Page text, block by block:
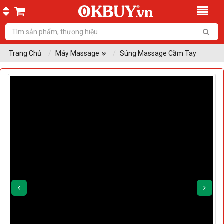
Trang Chủ Máy Massage Súng Massage Cầm Tay